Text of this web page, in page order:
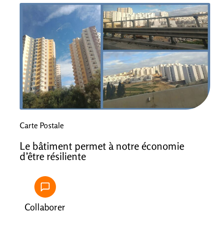
Carte Postale
Le bâtiment permet à notre économie
d’être résiliente
Collaborer